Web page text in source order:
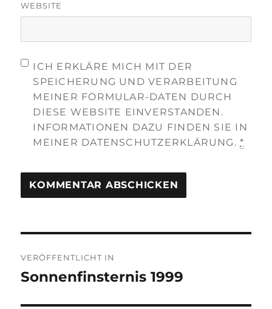
WEBSITE
ICH ERKLÄRE MICH MIT DER
SPEICHERUNG UND VERARBEITUNG
MEINER FORMULAR-DATEN DURCH
DIESE WEBSITE EINVERSTANDEN.
INFORMATIONEN DAZU FINDEN SIE IN
MEINER DATENSCHUTZERKLÄRUNG.*
VERÖFFENTLICHT IN
Sonnenfinsternis 1999